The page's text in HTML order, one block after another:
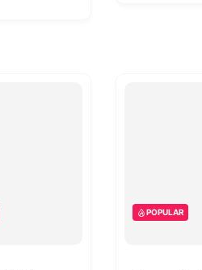
POPULAR